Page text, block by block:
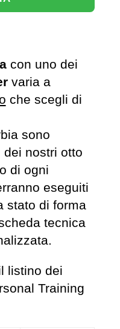
con uno dei
varia a
che scegli di
sono
nostri otto
di ogni
eseguiti
stato di forma
tecnica
listino dei
Training